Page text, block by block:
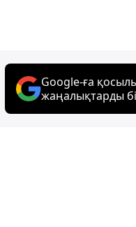
Google-ға
жаңалықтарды